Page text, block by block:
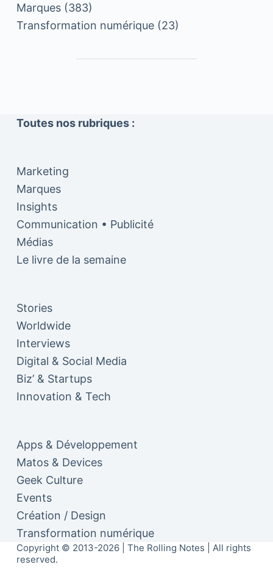
Marques(383)
Transformation numérique(23)
Toutes nos rubriques :
Marketing
Marques
Insights
Communication • Publicité
Médias
Le livre de la semaine
Stories
Worldwide
Interviews
Digital & Social Media
Biz’ & Startups
Innovation & Tech
Apps & Développement
Matos & Devices
Geek Culture
Events
Création / Design
Transformation numérique
Copyright © 2013-2026 | The Rolling Notes | All rights
reserved.